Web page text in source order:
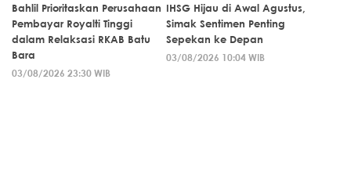
Bahlil Prioritaskan Perusahaan
Pembayar Royalti Tinggi
dalam Relaksasi RKAB Batu
Bara
03/08/2026 23:30 WIB
IHSG Hijau di Awal Agustus,
Simak Sentimen Penting
Sepekan ke Depan
03/08/2026 10:04 WIB